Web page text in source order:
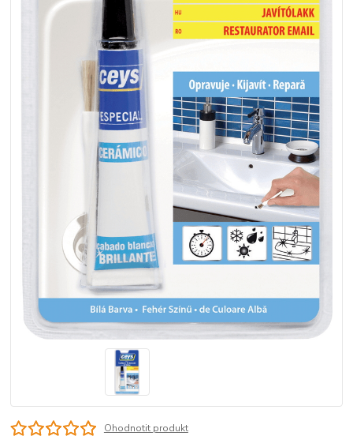
Ohodnotit produkt